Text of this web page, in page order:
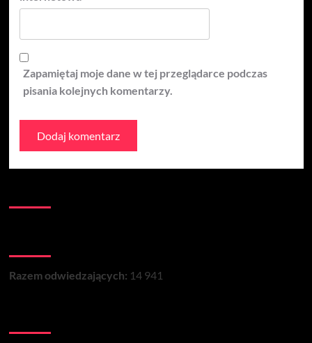
Zapamiętaj moje dane w tej przeglądarce podczas
pisania kolejnych komentarzy.
Razem odwiedzających: 14 941